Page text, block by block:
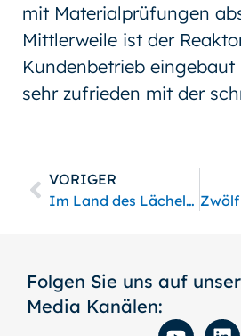
mit Materialprüfungen
Mittlerweile ist der
Kundenbetrieb
sehr zufrieden mit der
VORIGER
Im Land des Lächelns
Folgen Sie uns auf
Media Kanälen: